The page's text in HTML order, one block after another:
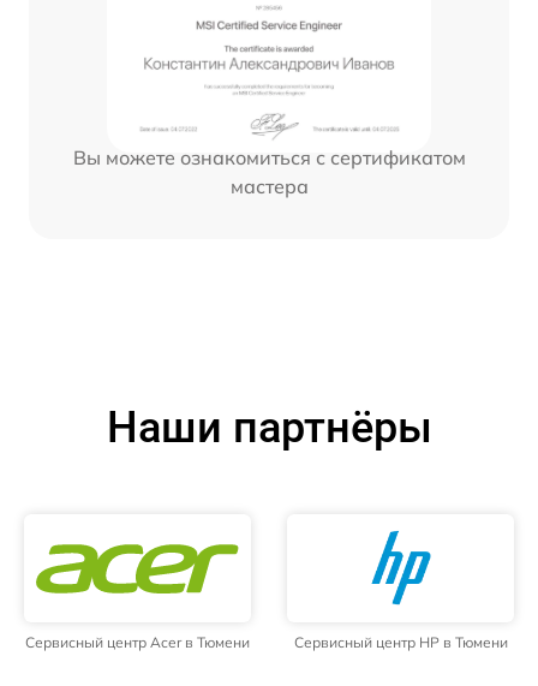
Вы можете ознакомиться с сертификатом
мастера
Наши партнёры
Сервисный центр Acer в Тюмени Сервисный центр HP в Тюмени